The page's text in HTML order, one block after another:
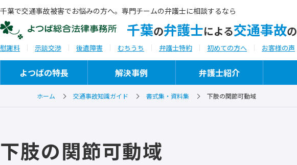
千葉で交通事故被害でお悩みの方へ。専門チームの弁護士に相談するなら
千葉の弁護士による交通事故の
慰謝料 示談交渉 後遺障害 むちうち 弁護士特約 初めての方へ お客様の声
よつばの特長
ご相談実例
解決事例 弁護士紹介
セミナー・研修会講師
ホーム 交通事故知識ガイド 書式集・資料集 下肢の関節可動域
下肢の関節可動域